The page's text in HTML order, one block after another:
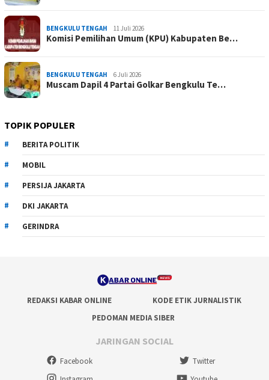
BENGKULU TENGAH 11 Juli 2026
Komisi Pemilihan Umum (KPU) Kabupaten Be…
BENGKULU TENGAH 6 Juli 2026
Muscam Dapil 4 Partai Golkar Bengkulu Te…
TOPIK POPULER
BERITA POLITIK
MOBIL
PERSIJA JAKARTA
DKI JAKARTA
GERINDRA
REDAKSI KABAR ONLINE
KODE ETIK JURNALISTIK
PEDOMAN MEDIA SIBER
JARINGAN SOCIAL
Facebook
Twitter